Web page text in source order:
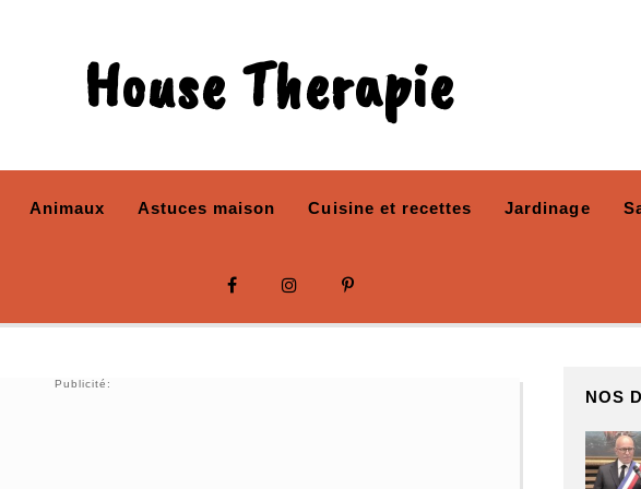
House Therapie
Animaux Astuces maison Cuisine et recettes Jardinage
Publicité:
NOS